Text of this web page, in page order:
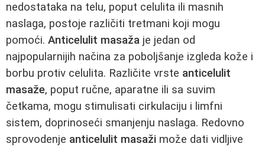
nedostataka na telu, poput celulita ili masnih
naslaga, postoje različiti tretmani koji mogu
pomoći. Anticelulit masaža je jedan od
najpopularnijih načina za poboljšanje izgleda kože i
borbu protiv celulita. Različite vrste anticelulit
masaže, poput ručne, aparatne ili sa suvim
četkama, mogu stimulisati cirkulaciju i limfni
sistem, doprinoseći smanjenju naslaga. Redovno
sprovodenje anticelulit masaži može dati vidljive